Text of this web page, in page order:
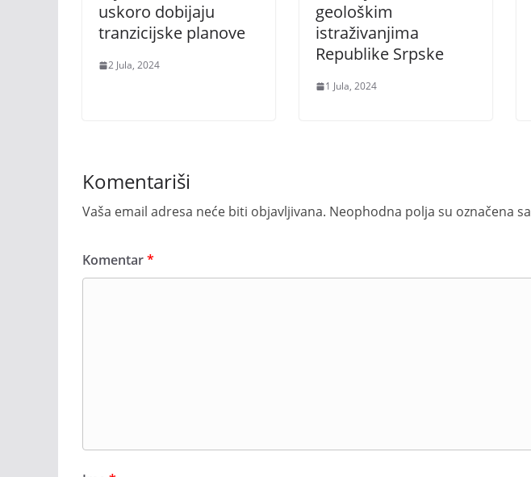
uskoro dobijaju
tranzicijske planove
2 Jula, 2024
geološkim
istraživanjima
Republike Srpske
1 Jula, 2024
Komentariši
Vaša email adresa neće biti objavljivana. Neophodna polja su označena sa
Komentar*